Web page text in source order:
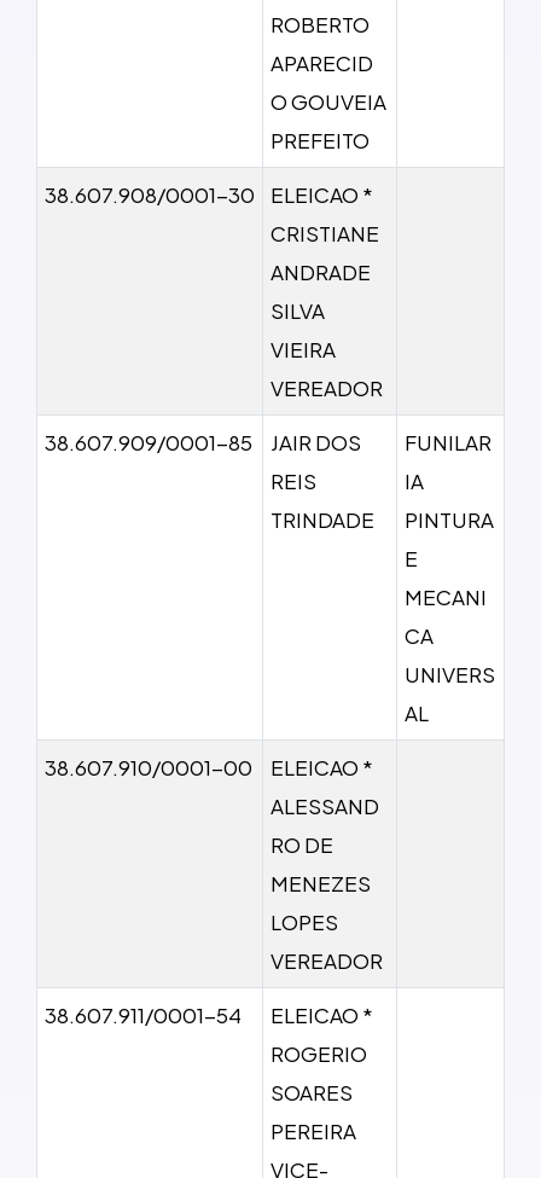
ROBERTO
APARECID
O GOUVEIA
PREFEITO
38.607.908/0001-30
ELEICAO *
CRISTIANE
ANDRADE
SILVA
VIEIRA
VEREADOR
38.607.909/0001-85
JAIR DOS
REIS
TRINDADE
FUNILAR
IA
PINTURA
E
MECANI
CA
UNIVERS
AL
38.607.910/0001-00
ELEICAO *
ALESSAND
RO DE
MENEZES
LOPES
VEREADOR
38.607.911/0001-54
ELEICAO *
ROGERIO
SOARES
PEREIRA
VICE-